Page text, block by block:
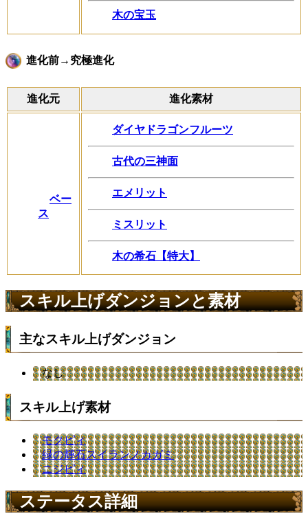
木の宝玉
進化前→究極進化
進化元 進化素材
ベー
ス
ダイヤドラゴンフルーツ
古代の三神面
エメリット
ミスリット
木の希石【特大】
スキル上げダンジョンと素材
主なスキル上げダンジョン
なし
スキル上げ素材
モクピィ
緑の輝石スイランノカガミ
ニジピィ
ステータス詳細